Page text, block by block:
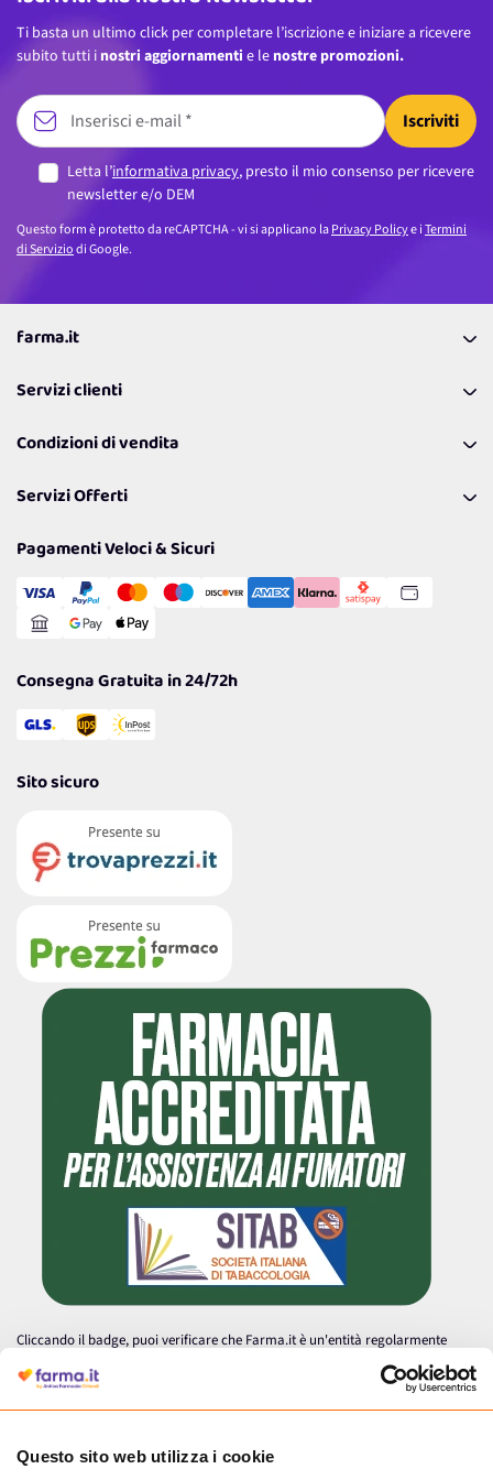
Questo sito web utilizza i cookie
Ti basta un ultimo click per completare l’iscrizione e iniziare a ricevere
subito tutti i nostri aggiornamenti e le nostre promozioni.
Iscriviti
Letta l’informativa privacy, presto il mio consenso per ricevere
newsletter e/o DEM
Questo form è protetto da reCAPTCHA - vi si applicano laPrivacy Policye iTermini
di Serviziodi Google.
farma.it
Coupon
Lavora con noi
Politiche per la parità di genere
Servizi clienti
Richiamami
Resi
Condizioni di vendita
Spedizioni
Cookie Policy
Gestisci Cookie
Servizi Offerti
Reso Facile e Veloce
Pagamenti Veloci & Sicuri
Consegna Gratuita in 24/72h
Sito sicuro
Cliccando il badge, puoi verificare che Farma.it è un'entità regolarmente
autorizzata dal Ministero della Salute a effettuare la vendita online di
medicinali.